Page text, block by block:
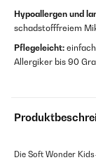
Hypoallergen und
schadstofffreiem
Pflegeleicht:
Allergiker bis 90
Die Soft Wonder